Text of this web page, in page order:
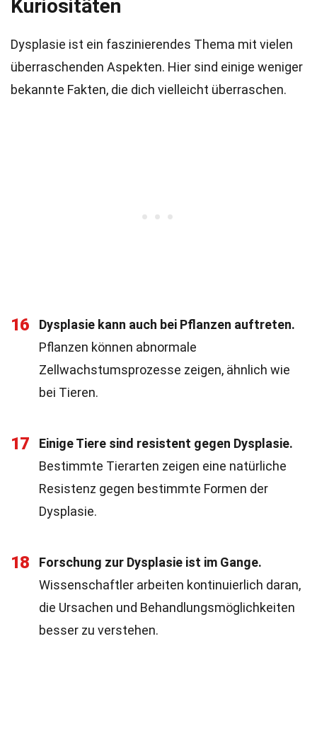
Kuriositäten
Dysplasie ist ein faszinierendes Thema mit vielen
überraschenden Aspekten. Hier sind einige weniger
bekannte Fakten, die dich vielleicht überraschen.
16
Dysplasie kann auch bei Pflanzen auftreten.
Pflanzen können abnormale
Zellwachstumsprozesse zeigen, ähnlich wie
bei Tieren.
17
Einige Tiere sind resistent gegen Dysplasie.
Bestimmte Tierarten zeigen eine natürliche
Resistenz gegen bestimmte Formen der
Dysplasie.
18
Forschung zur Dysplasie ist im Gange.
Wissenschaftler arbeiten kontinuierlich daran,
die Ursachen und Behandlungsmöglichkeiten
besser zu verstehen.